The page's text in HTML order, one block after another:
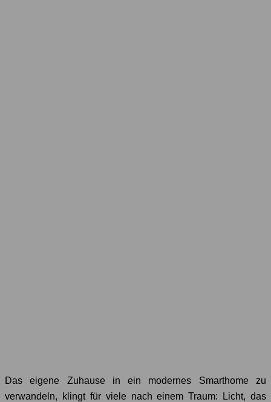
Das eigene Zuhause in ein modernes Smarthome zu
verwandeln, klingt für viele nach einem Traum: Licht, das